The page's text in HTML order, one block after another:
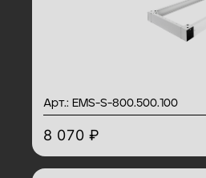
Арт.: EMS-S-800.500.100
8 070 ₽